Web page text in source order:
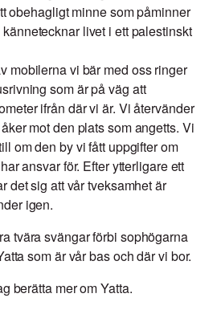
obehagligt minne som påminner
livet i ett palestinskt
mobilerna vi bär med oss ringer
som är på väg att
ifrån där vi är. Vi återvänder
mot den plats som angetts. Vi
om den by vi fått uppgifter om
ansvar för. Efter ytterligare ett
det sig att vår tveksamhet är
igen.
tvära svängar förbi sophögarna
som är vår bas och där vi bor.
berätta mer om Yatta.